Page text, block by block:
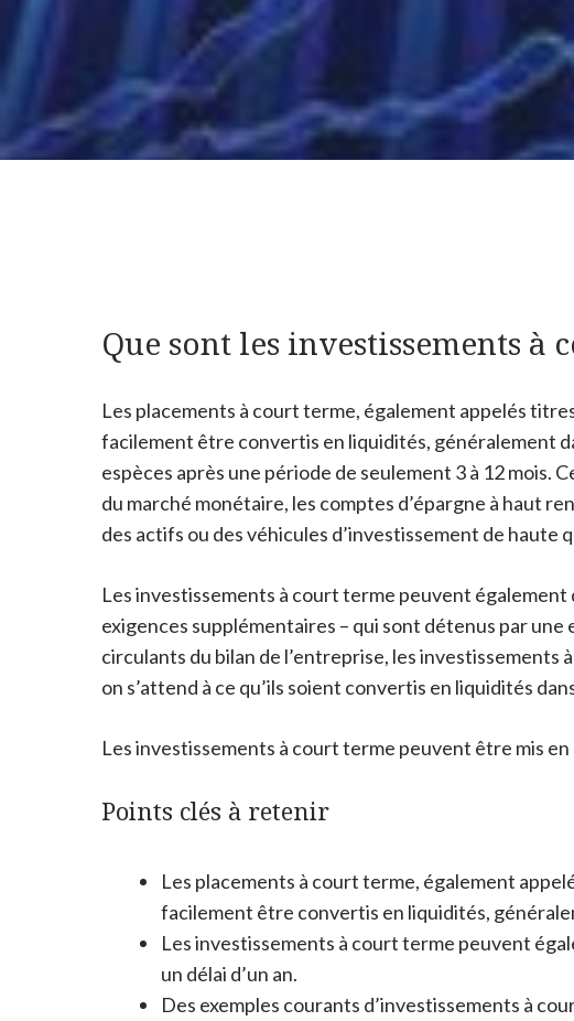
Que sont les investissements à
Les placements à court terme, également appelés
facilement être convertis en liquidités, généralement
espèces après une période de seulement 3 à 12 mois.
du marché monétaire, les comptes d’épargne à haut
des actifs ou des véhicules d’investissement de haute
Les investissements à court terme peuvent
exigences supplémentaires – qui sont détenus par
circulants du bilan de l’entreprise, les
on s’attend à ce qu’ils soient convertis en liquidités
Les investissements à court terme peuvent être mis
Points clés à retenir
Les placements à court terme, également
facilement être convertis en liquidités,
Les investissements à court terme peuvent
un délai d’un an.
Des exemples courants d’investissements à